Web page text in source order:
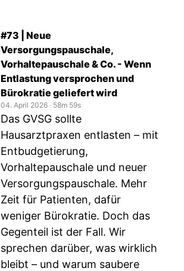
#73 | Neue
Versorgungspauschale,
Vorhaltepauschale & Co. - Wenn
Entlastung versprochen und
Bürokratie geliefert wird
04. April 2026 ‧ 58m 59s
Das GVSG sollte
Hausarztpraxen entlasten – mit
Entbudgetierung,
Vorhaltepauschale und neuer
Versorgungspauschale. Mehr
Zeit für Patienten, dafür
weniger Bürokratie. Doch das
Gegenteil ist der Fall. Wir
sprechen darüber, was wirklich
bleibt – und warum saubere